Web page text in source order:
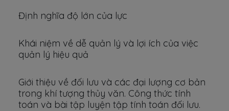
Định nghĩa độ lớn của lực
Khái niệm về dễ quản lý và lợi ích của việc
quản lý hiệu quả
Giới thiệu về đối lưu và các đại lượng cơ bản
trong khí tượng thủy văn. Công thức tính
toán và bài tập luyện tập tính toán đối lưu.